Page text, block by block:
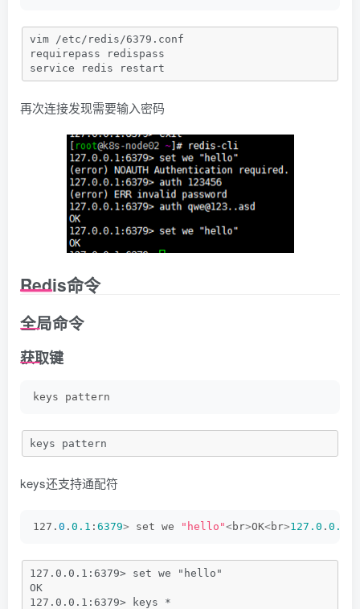
vim /etc/redis/6379.conf
requirepass redispass
service redis restart
再次连接发现需要输入密码
Redis命令
全局命令
获取键
keys pattern
keys pattern
keys还支持通配符
127. 0 . 0.1 : 6379> set we "hello"<br>OK<br>127.0 . 0.1
127.0.0.1:6379> set we "hello"
OK
127.0.0.1:6379> keys *